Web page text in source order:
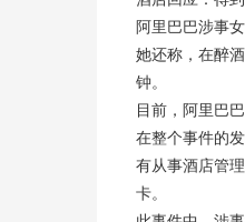
阿里巴巴涉事
她还称，在醉
钟。
目前，阿里巴
在整个事件的
有从事酒店管
卡。